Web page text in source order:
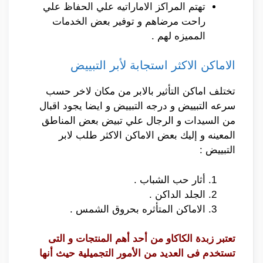
تهتم المراكز الاماراتيه علي الحفاظ علي
راحت مرضاهم و توفير بعض الخدمات
المميزه لهم .
الاماكن الاكثر استجابة لأبر التبييض
تختلف اماكن التأثير بالابر من مكان لاخر حسب
سرعه التبييض و درجه التبييض و ايضا يجود اقبال
من السيدات و الرجال علي تبيض بعض المناطق
المعينه و إليك بعض الاماكن الاكثر طلب لابر
التبييض :
أثار حب الشباب .
الجلد الداكن .
الاماكن المتأثره بحروق الشمس .
تعتبر زبدة الكاكاو من أحد أهم المنتجات و التى
تستخدم فى العديد من الأمور التجميلية حيث أنها